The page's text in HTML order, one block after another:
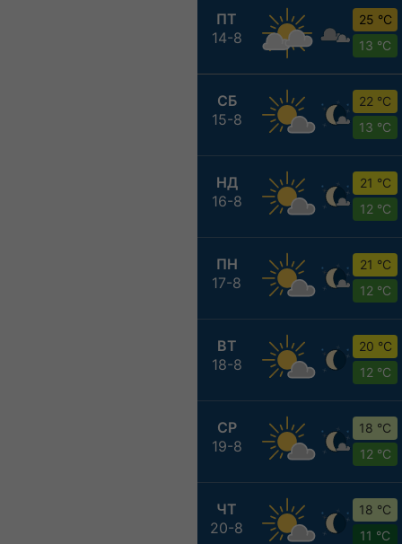
ПТ
14-8
25 °C
13 °C
СБ
15-8
22 °C
13 °C
НД
16-8
21 °C
12 °C
ПН
17-8
21 °C
12 °C
ВТ
18-8
20 °C
12 °C
СР
19-8
18 °C
12 °C
ЧТ
20-8
18 °C
11 °C